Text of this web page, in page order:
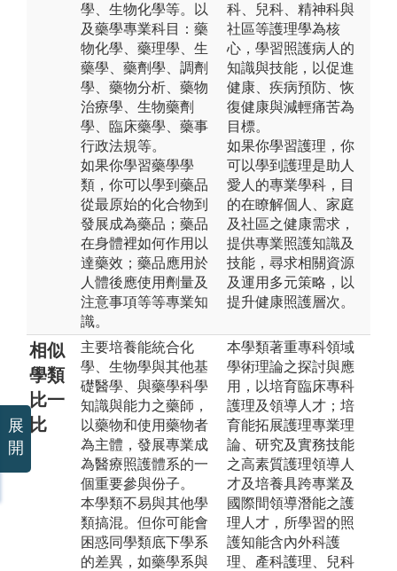
學、生物化學等。以
及藥學專業科目：藥
物化學、藥理學、生
藥學、藥劑學、調劑
學、藥物分析、藥物
治療學、生物藥劑
學、臨床藥學、藥事
行政法規等。
如果你學習藥學學
類，你可以學到藥品
從最原始的化合物到
發展成為藥品；藥品
在身體裡如何作用以
達藥效；藥品應用於
人體後應使用劑量及
注意事項等等專業知
識。
科、兒科、精神科與
社區等護理學為核
心，學習照護病人的
知識與技能，以促進
健康、疾病預防、恢
復健康與減輕痛苦為
目標。
如果你學習護理，你
可以學到護理是助人
愛人的專業學科，目
的在瞭解個人、家庭
及社區之健康需求，
提供專業照護知識及
技能，尋求相關資源
及運用多元策略，以
提升健康照護層次。
相似
學類
比一
比
主要培養能統合化
學、生物學與其他基
礎醫學、與藥學科學
知識與能力之藥師，
以藥物和使用藥物者
為主體，發展專業成
為醫療照護體系的一
個重要參與份子。
本學類不易與其他學
類搞混。但你可能會
困惑同學類底下學系
的差異，如藥學系與
本學類著重專科領域
學術理論之探討與應
用，以培育臨床專科
護理及領導人才；培
育能拓展護理專業理
論、研究及實務技能
之高素質護理領導人
才及培養具跨專業及
國際間領導潛能之護
理人才，所學習的照
護知能含內外科護
理、產科護理、兒科
展
開